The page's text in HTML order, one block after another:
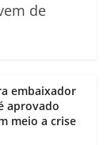
de
embaixador
aprovado
meio a crise